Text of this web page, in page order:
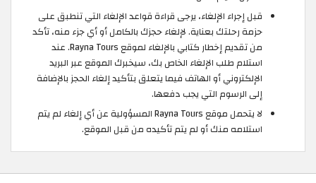
قبل إجراء الإلغاء، يرجى قراءة قواعد الإلغاء التي تنطبق على
حزمة رحلتك بعناية. لإلغاء حجزك بالكامل أو أي جزء منه، تأكد
من تقديم إخطار كتابي بالإلغاء لموقع Rayna Tours. عند
استلام طلب الإلغاء الخاص بك، سيخبرك الموقع عبر البريد
الإلكتروني أو الهاتف فيما يتعلق بتأكيد إلغاء الحجز بالإضافة
إلى الرسوم التي يجب دفعها.
لا يتحمل موقع Rayna Tours المسؤولية عن أي إلغاء لم يتم
استلامه منك أو لم يتم تأكيده من قبل الموقع.